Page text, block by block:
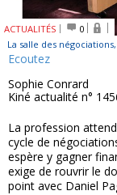
ACTUALITÉS
0
La salle des
Ecoutez
Sophie Conrard
Kiné actualité n°
La profession
cycle de
espère y gagner
exige de rouvrir le
point avec Daniel